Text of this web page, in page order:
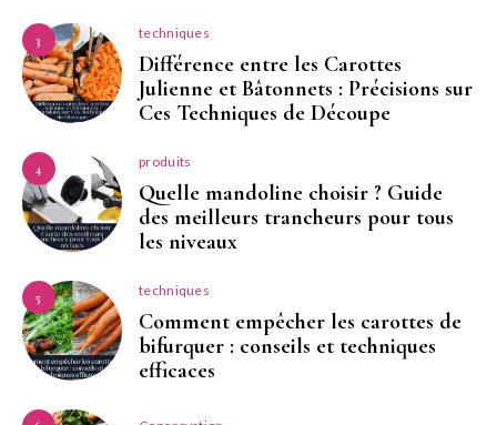
3 techniques
Différence entre les Carottes
Julienne et Bâtonnets : Précisions sur
Ces Techniques de Découpe
4 produits
Quelle mandoline choisir ? Guide
des meilleurs trancheurs pour tous
les niveaux
5 techniques
Comment empêcher les carottes de
bifurquer : conseils et techniques
efficaces